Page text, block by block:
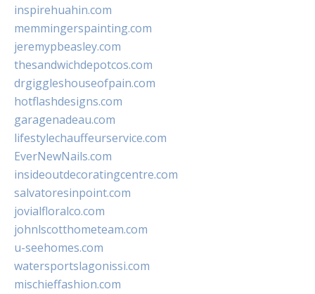
inspirehuahin.com
memmingerspainting.com
jeremypbeasley.com
thesandwichdepotcos.com
drgiggleshouseofpain.com
hotflashdesigns.com
garagenadeau.com
lifestylechauffeurservice.com
EverNewNails.com
insideoutdecoratingcentre.com
salvatoresinpoint.com
jovialfloralco.com
johnlscotthometeam.com
u-seehomes.com
watersportslagonissi.com
mischieffashion.com